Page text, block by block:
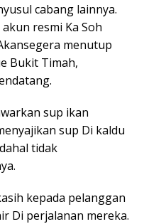
cabang lainnya.
resmi Ka Soh
menutup
Bukit Timah,
sup ikan
sup Di kaldu
tidak
kepada pelanggan
Di perjalanan mereka.